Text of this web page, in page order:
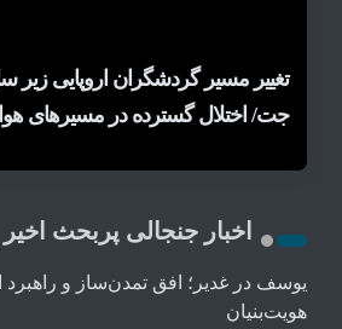
تغییر مسیر گردشگران اروپایی
جت/ اختلال گسترده در مسیرهای
گرفتند/ موج گرمای بی‌سابقه،
زیرساخت‌های اروپا را تحت فشار قرار
هزینه سفر پس از جنگ خلیج‌فارس
آسیا
شوک انرژی هوانوردی جهان را
گردشگری اروپا در آستانه
اخبار جنجالی پربحث اخیر
یوسف در غدیر؛ افق تمدن‌ساز و
هویت‌بنیان